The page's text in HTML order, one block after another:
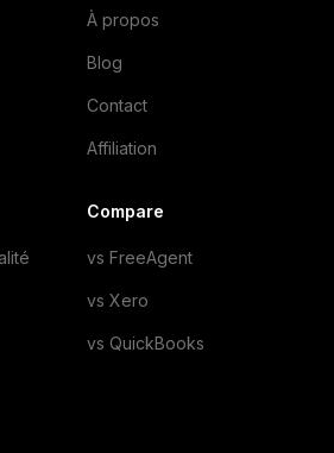
À propos
Blog
Contact
Affiliation
Compare
vs FreeAgent
vs Xero
vs QuickBooks